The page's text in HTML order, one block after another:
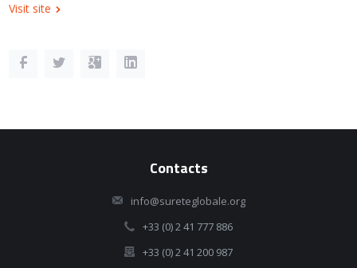
Visit site
Contacts
info@sureteglobale.org
+33 (0) 2 41 777 886
+33 (0) 2 41 200 987